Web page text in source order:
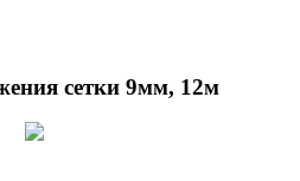
сетки 9мм, 12м